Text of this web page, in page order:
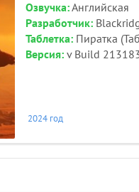
Озвучка:Английская
Разработчик:
Таблетка:Пиратка
Версия:v Build
2024 год